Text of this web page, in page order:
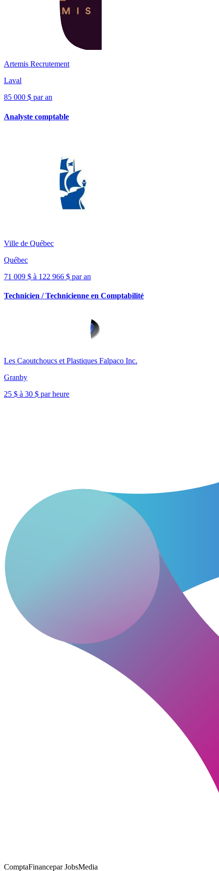
Artemis Recrutement
Laval
85 000 $ par an
Analyste comptable
Ville de Québec
Québec
71 009 $ à 122 966 $ par an
Technicien / Technicienne en Comptabilité
Les Caoutchoucs et Plastiques Falpaco Inc.
Granby
25 $ à 30 $ par heure
ComptaFinancepar JobsMedia